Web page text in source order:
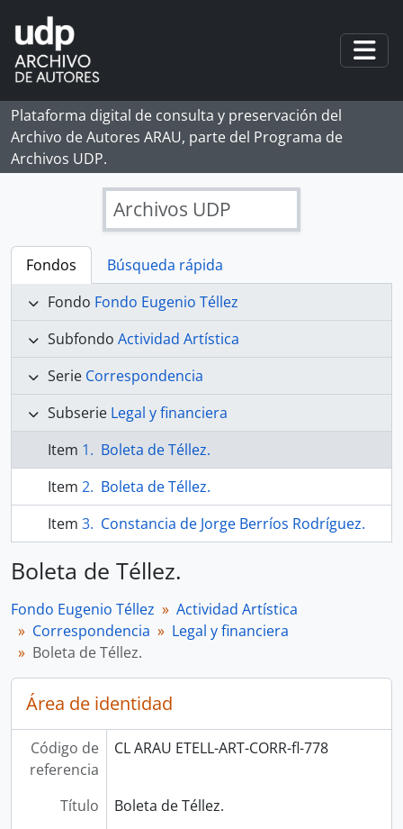
Skip to main content
Plataforma digital de consulta y preservación del
Archivo de Autores ARAU, parte del Programa de
Archivos UDP.
Archivos UDP
Fondos
Búsqueda rápida
Fondo Fondo Eugenio Téllez
Subfondo Actividad Artística
Serie Correspondencia
Subserie Legal y financiera
Item
Boleta de Téllez.
Item
Boleta de Téllez.
Item
Constancia de Jorge Berríos Rodríguez.
Boleta de Téllez.
Fondo Eugenio Téllez
Actividad Artística
Correspondencia
Legal y financiera
Boleta de Téllez.
Área de identidad
Código de
referencia
CL ARAU ETELL-ART-CORR-fl-778
Título
Boleta de Téllez.